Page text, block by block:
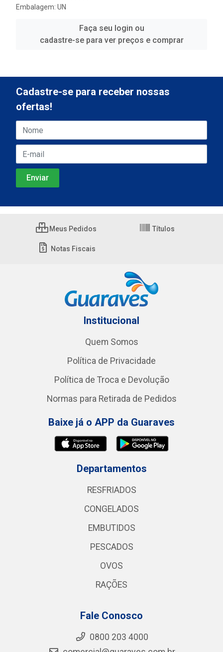
Embalagem: UN
Faça seu login ou
cadastre-se para ver preços e comprar
Cadastre-se para receber nossas
ofertas!
Meus Pedidos Títulos
Notas Fiscais
Institucional
Quem Somos
Política de Privacidade
Política de Troca e Devolução
Normas para Retirada de Pedidos
Baixe já o APP da Guaraves
Departamentos
RESFRIADOS
CONGELADOS
EMBUTIDOS
PESCADOS
OVOS
RAÇÕES
Fale Conosco
0800 203 4000